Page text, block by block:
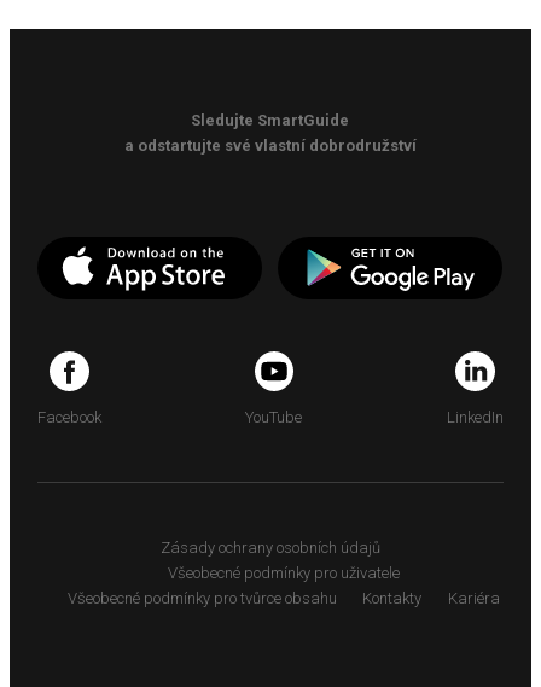
Sledujte SmartGuide
a odstartujte své vlastní dobrodružství
Facebook YouTube LinkedIn
Zásady ochrany osobních údajů
Všeobecné podmínky pro uživatele
Všeobecné podmínky pro tvůrce obsahu
Kontakty Kariéra